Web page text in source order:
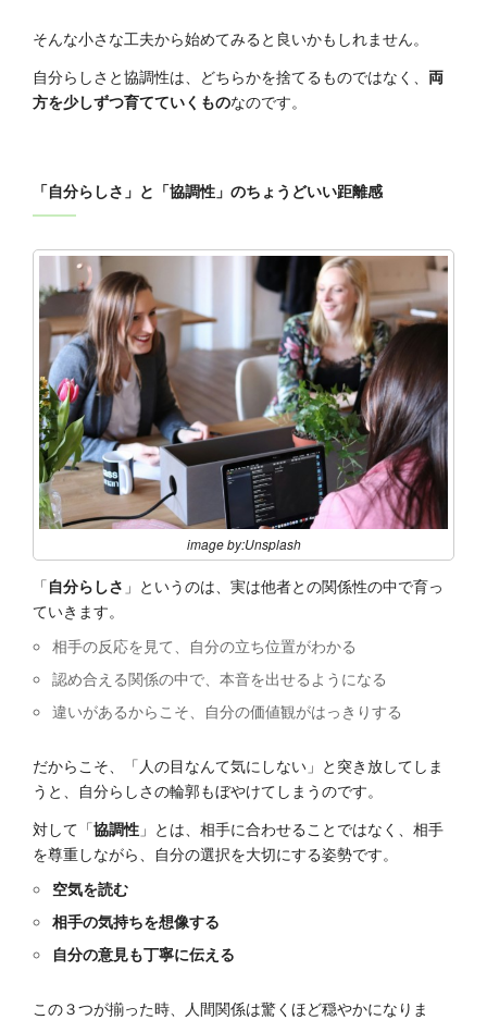
そんな小さな工夫から始めてみると良いかもしれません。
自分らしさと協調性は、どちらかを捨てるものではなく、 両
方を少しずつ育てていくものなのです。
「自分らしさ」と「協調性」のちょうどいい距離感
image by:Unsplash
「自分らしさ 」というのは、実は他者との関係性の中で育っ
ていきます。
相手の反応を見て、自分の立ち位置がわかる
認め合える関係の中で、本音を出せるようになる
違いがあるからこそ、自分の価値観がはっきりする
だからこそ、「人の目なんて気にしない」と突き放してしま
うと、自分らしさの輪郭もぼやけてしまうのです。
対して「協調性 」とは、相手に合わせることではなく、相手
を尊重しながら、自分の選択を大切にする姿勢です。
空気を読む
相手の気持ちを想像する
自分の意見も丁寧に伝える
この３つが揃った時、人間関係は驚くほど穏やかになりま